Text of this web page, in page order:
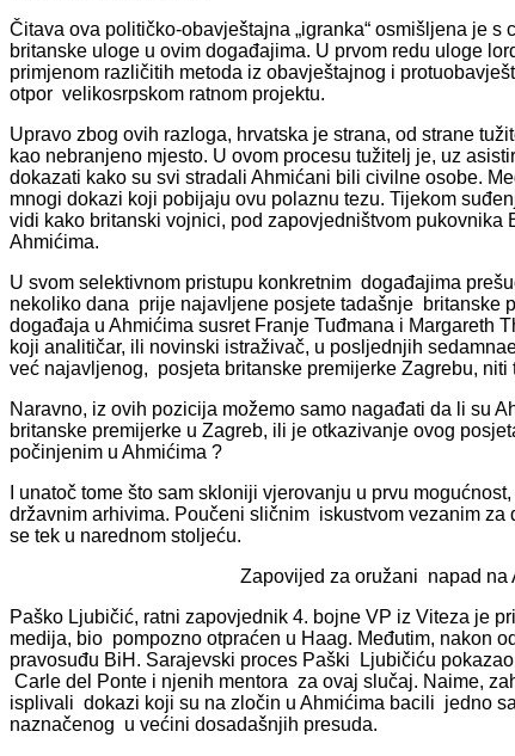
Čitava ova političko-obavještajna „igranka“ osmišljena je
britanske uloge u ovim događajima. U prvom redu uloge
primjenom različitih metoda iz obavještajnog i
otpor velikosrpskom ratnom projektu.
Upravo zbog ovih razloga, hrvatska je strana, od strane
kao nebranjeno mjesto. U ovom procesu tužitelj je, uz
dokazati kako su svi stradali Ahmićani bili civilne osobe.
mnogi dokazi koji pobijaju ovu polaznu tezu. Tijekom
vidi kako britanski vojnici, pod zapovjedništvom
Ahmićima.
U svom selektivnom pristupu konkretnim događajima
nekoliko dana prije najavljene posjete tadašnje britanske
događaja u Ahmićima susret Franje Tuđmana i Margareth
koji analitičar, ili novinski istraživač, u posljednjih
već najavljenog, posjeta britanske premijerke Zagrebu, niti
Naravno, iz ovih pozicija možemo samo nagađati da li
britanske premijerke u Zagreb, ili je otkazivanje ovog
počinjenim u Ahmićima ?
I unatoč tome što sam skloniji vjerovanju u prvu
državnim arhivima. Poučeni sličnim iskustvom vezanim
se tek u narednom stoljeću.
Zapovijed za oružani napad na
Paško Ljubičić, ratni zapovjednik 4. bojne VP iz Viteza je
medija, bio pompozno otpraćen u Haag. Međutim, nakon
pravosuđu BiH. Sarajevski proces Paški Ljubičiću
Carle del Ponte i njenih mentora za ovaj slučaj. Naime,
isplivali dokazi koji su na zločin u Ahmićima bacili jedno
naznačenog u većini dosadašnjih presuda.